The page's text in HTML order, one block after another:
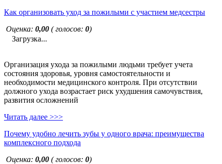
Как организовать уход за пожилыми с участием медсестры
Оценка: 0,00 ( голосов: 0)
Загрузка...
Организация ухода за пожилыми людьми требует учета
состояния здоровья, уровня самостоятельности и
необходимости медицинского контроля. При отсутствии
должного ухода возрастает риск ухудшения самочувствия,
развития осложнений
Читать далее >>>
Почему удобно лечить зубы у одного врача: преимущества
комплексного подхода
Оценка: 0,00 ( голосов: 0)